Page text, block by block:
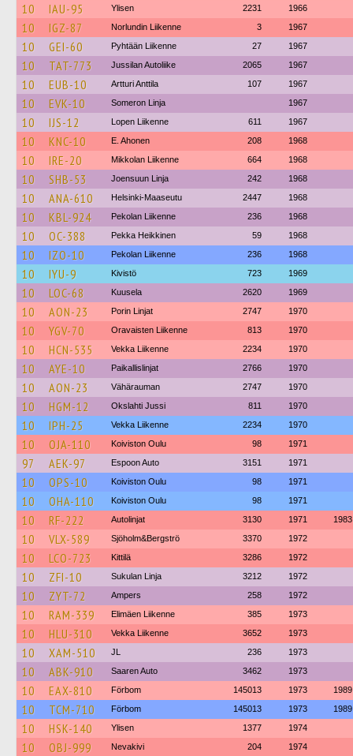
10 IAU-95 Ylisen 2231 1966
10 IGZ-87 Norlundin Liikenne 3 1967
10 GEI-60 Pyhtään Liikenne 27 1967
10 TAT-773 Jussilan Autoliike 2065 1967
10 EUB-10 Artturi Anttila 107 1967
10 EVK-10 Someron Linja 1967
10 IJS-12 Lopen Liikenne 611 1967
10 KNC-10 E. Ahonen 208 1968
10 IRE-20 Mikkolan Liikenne 664 1968
10 SHB-53 Joensuun Linja 242 1968
10 ANA-610 Helsinki-Maaseutu 2447 1968
10 KBL-924 Pekolan Liikenne 236 1968
10 OC-388 Pekka Heikkinen 59 1968
10 IZO-10 Pekolan Liikenne 236 1968
10 IYU-9 Kivistö 723 1969
10 LOC-68 Kuusela 2620 1969
10 AON-23 Porin Linjat 2747 1970
10 YGV-70 Oravaisten Liikenne 813 1970
10 HCN-535 Vekka Liikenne 2234 1970
10 AYE-10 Paikallislinjat 2766 1970
10 AON-23 Vähärauman 2747 1970
10 HGM-12 Okslahti Jussi 811 1970
10 IPH-25 Vekka Liikenne 2234 1970
10 OJA-110 Koiviston Oulu 98 1971
97 AEK-97 Espoon Auto 3151 1971
10 OPS-10 Koiviston Oulu 98 1971
10 OHA-110 Koiviston Oulu 98 1971
10 RF-222 Autolinjat 3130 1971 1983
10 VLX-589 Sjöholm&Bergströ 3370 1972
10 LCO-723 Kittilä 3286 1972
10 ZFI-10 Sukulan Linja 3212 1972
10 ZYT-72 Ampers 258 1972
10 RAM-339 Elimäen Liikenne 385 1973
10 HLU-310 Vekka Liikenne 3652 1973
10 XAM-510 JL 236 1973
10 ABK-910 Saaren Auto 3462 1973
10 EAX-810 Förbom 145013 1973 1989
10 TCM-710 Förbom 145013 1973 1989
10 HSK-140 Ylisen 1377 1974
10 OBJ-999 Nevakivi 204 1974